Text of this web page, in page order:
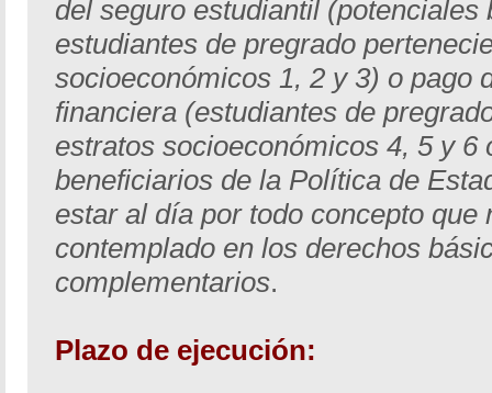
del seguro estudiantil (potenciales
estudiantes de pregrado
socioeconómicos 1, 2 y 3) o pago
financiera (estudiantes de
estratos socioeconómicos 4, 5 y 6
beneficiarios de la Política de
estar al día por todo concepto que
contemplado en los derechos
complementarios.
Plazo de ejecución: